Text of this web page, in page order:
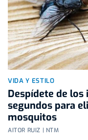
VIDA Y ESTILO
Despídete de
segundos para
mosquitos
AITOR RUIZ | NTM